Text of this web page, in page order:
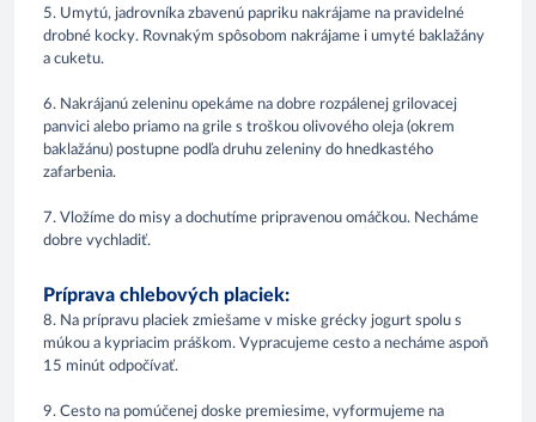
5. Umytú, jadrovníka zbavenú papriku nakrájame na pravidelné
drobné kocky. Rovnakým spôsobom nakrájame i umyté baklažány
a cuketu.
6. Nakrájanú zeleninu opekáme na dobre rozpálenej grilovacej
panvici alebo priamo na grile s troškou olivového oleja (okrem
baklažánu) postupne podľa druhu zeleniny do hnedkastého
zafarbenia.
7. Vložíme do misy a dochutíme pripravenou omáčkou. Necháme
dobre vychladiť.
Príprava chlebových placiek:
8. Na prípravu placiek zmiešame v miske grécky jogurt spolu s
múkou a kypriacim práškom. Vypracujeme cesto a necháme aspoň
15 minút odpočívať.
9. Cesto na pomúčenej doske premiesime, vyformujeme na